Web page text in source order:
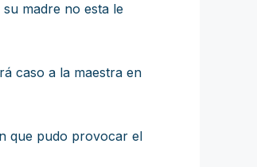
madre no esta le
caso a la maestra en
que pudo provocar el